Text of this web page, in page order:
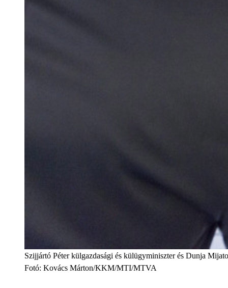
Szijjártó Péter külgazdasági és külügyminiszter és Dunja
Fotó: Kovács Márton/KKM/MTI/MTVA